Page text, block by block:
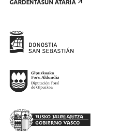
GARDENTASUN ATARIA